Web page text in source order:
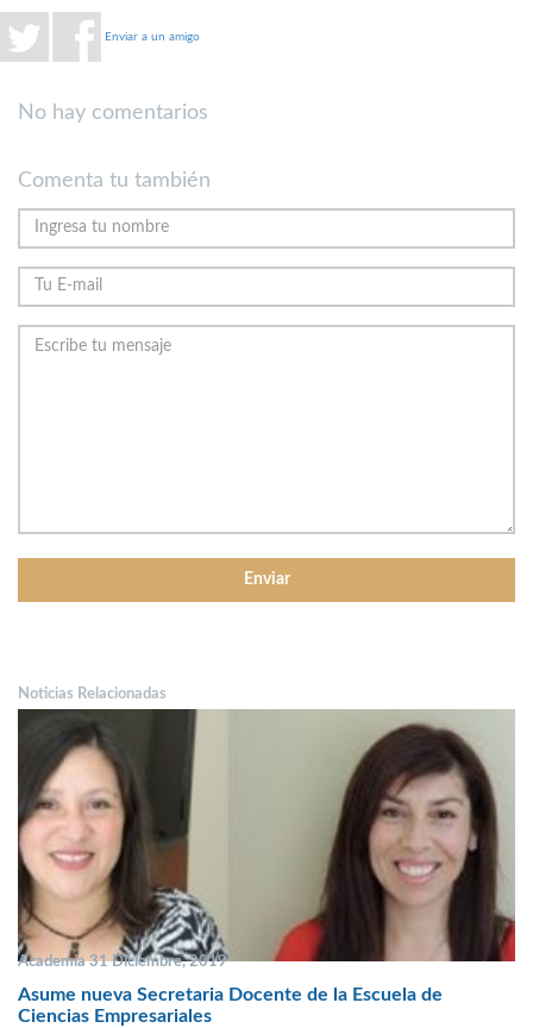
Enviar a un amigo
No hay comentarios
Comenta tu también
Noticias Relacionadas
Academia 31 Diciembre, 2019
Asume nueva Secretaria Docente de la Escuela de
Ciencias Empresariales